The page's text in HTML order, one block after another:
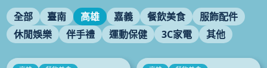
觀光資訊
立即體驗
全部 臺南 高雄 嘉義 餐飲美食
服飾配件
休閒娛樂
伴手禮 運動保健 3C家電 其他